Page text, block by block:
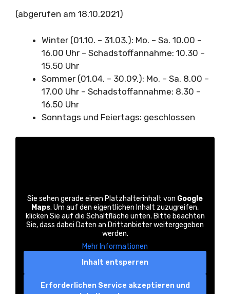
(abgerufen am 18.10.2021)
Winter (01.10. – 31.03.): Mo. – Sa. 10.00 –
16.00 Uhr – Schadstoffannahme: 10.30 –
15.50 Uhr
Sommer (01.04. – 30.09.): Mo. – Sa. 8.00 –
17.00 Uhr – Schadstoffannahme: 8.30 –
16.50 Uhr
Sonntags und Feiertags: geschlossen
Sie sehen gerade einen Platzhalterinhalt von Google
Maps. Um auf den eigentlichen Inhalt zuzugreifen,
klicken Sie auf die Schaltfläche unten. Bitte beachten
Sie, dass dabei Daten an Drittanbieter weitergegeben
werden.
Mehr Informationen
Inhalt entsperren
Erforderlichen Service akzeptieren und